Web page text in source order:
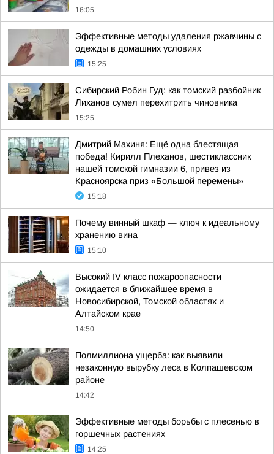
16:05
Эффективные методы удаления ржавчины с
одежды в домашних условиях
15:25
Сибирский Робин Гуд: как томский разбойник
Лиханов сумел перехитрить чиновника
15:25
Дмитрий Махиня: Ещё одна блестящая
победа! Кирилл Плеханов, шестиклассник
нашей томской гимназии 6, привез из
Красноярска приз «Большой перемены»
15:18
Почему винный шкаф — ключ к идеальному
хранению вина
15:10
Высокий IV класс пожароопасности
ожидается в ближайшее время в
Новосибирской, Томской областях и
Алтайском крае
14:50
Полмиллиона ущерба: как выявили
незаконную вырубку леса в Колпашевском
районе
14:42
Эффективные методы борьбы с плесенью в
горшечных растениях
14:25